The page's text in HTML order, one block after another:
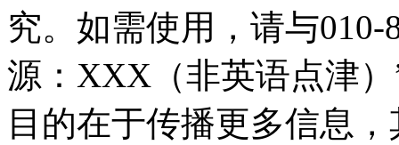
究。如需使用，请与010-
源：XXX（非英语点津
目的在于传播更多信息